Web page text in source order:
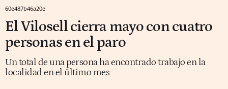
60e487b46a20e
El Vilosell cierra mayo con cuatro
personas en el paro
Un total de una persona ha encontrado trabajo en la
localidad en el último mes